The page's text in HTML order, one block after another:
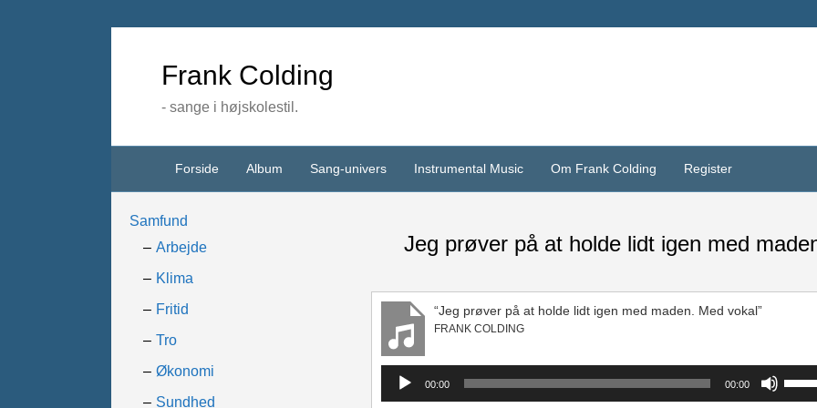
Frank Colding
- sange i højskolestil.
Forside Album Sang-univers Instrumental Music Om Frank Colding Register
Samfund
Arbejde
Klima
Fritid
Tro
Økonomi
Sundhed
Jeg prøver på at holde lidt igen med
“Jeg prøver på at holde lidt igen med maden. Med vokal”
FRANK COLDING
Lydafspiller
00:00 00:00